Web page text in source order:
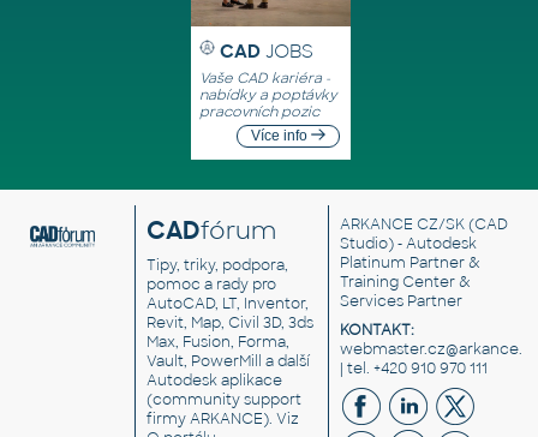
CAD JOBS
Vaše CAD kariéra -
nabídky a poptávky
pracovních pozic
Více info
CADfórum
Tipy, triky, podpora,
pomoc a rady pro
AutoCAD, LT, Inventor,
Revit, Map, Civil 3D, 3ds
Max, Fusion, Forma,
Vault, PowerMill a další
Autodesk aplikace
(community support
firmy ARKANCE). Viz
ARKANCE CZ/SK(CAD
Studio) - Autodesk
Platinum Partner &
Training Center &
Services Partner
KONTAKT:
| tel. +420 910 970 111